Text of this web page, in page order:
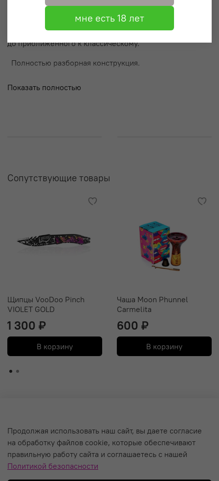
Вариативная тяга за счет регулируемого диффузора.
Доступно 4 режима курения - от легкого диффузорного
до приближенного к классическому.
Полностью разборная конструкция.
Все элементы шахты, контактирующие с водой,
Набор уплотнителей для колбы и чаши
Показать полностью
Сопутствующие товары
Щипцы VooDoo Pinch
VIOLET GOLD
1 300 ₽
В корзину
Чаша Moon Phunnel
Carmelita
600 ₽
В корзину
О компании
Уход за кальяном и Гарантия
Политика обработки персональных данных
Продолжая использовать наш сайт, вы даете согласие
на обработку файлов cookie, которые обеспечивают
правильную работу сайта и соглашаетесь с нашей
Политикой безопасности
мне есть 18 лет